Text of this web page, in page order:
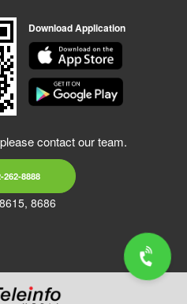
Download Application
contact our team.
262-8888
8686